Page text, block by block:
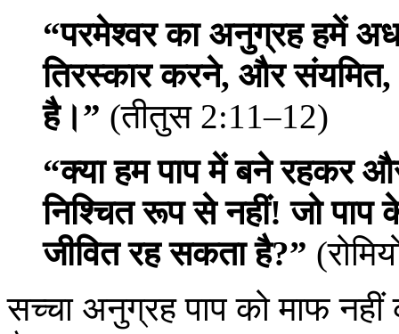
“परमेश्वर का अनुग्रह हमें
तिरस्कार करने, और संयमित,
है।” (तीतुस 2:11–12)
“क्या हम पाप में बने रहकर
निश्चित रूप से नहीं! जो
जीवित रह सकता है?”
सच्चा अनुग्रह पाप को माफ